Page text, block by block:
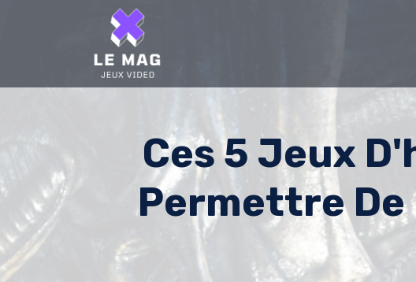
Ces 5 Jeux
Permettre De